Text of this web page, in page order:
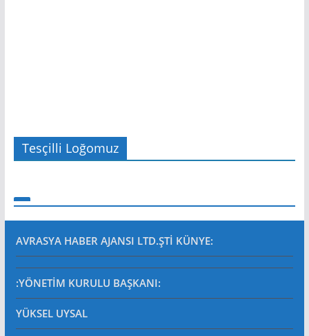
Tesçilli Loğomuz
AVRASYA HABER AJANSI LTD.ŞTİ KÜNYE:
:YÖNETİM KURULU BAŞKANI:
YÜKSEL UYSAL